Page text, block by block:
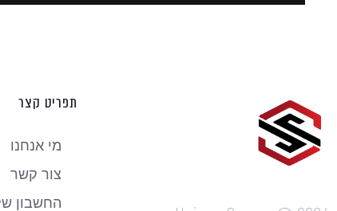
תפריט קצר
מי אנחנו
צור קשר
החשבון